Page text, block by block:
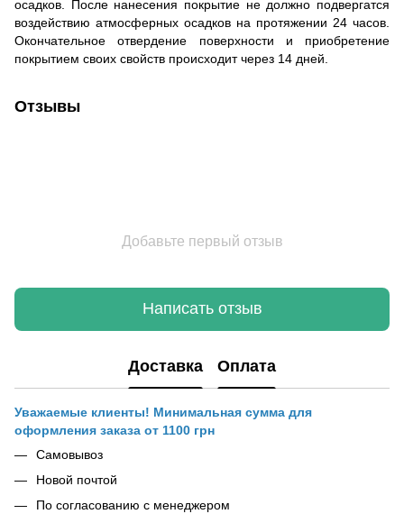
осадков. После нанесения покрытие не должно подвергатся
воздействию атмосферных осадков на протяжении 24 часов.
Окончательное отвердение поверхности и приобретение
покрытием своих свойств происходит через 14 дней.
Отзывы
Добавьте первый отзыв
Написать отзыв
Доставка Оплата
Уважаемые клиенты! Минимальная сумма для
оформления заказа от 1100 грн
Самовывоз
Новой почтой
По согласованию с менеджером